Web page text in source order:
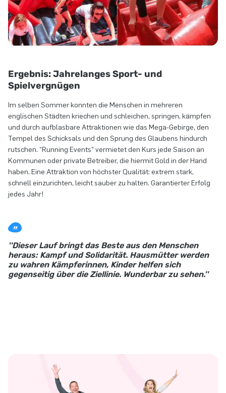
Ergebnis: Jahrelanges Sport- und
Spielvergnügen
Im selben Sommer konnten die Menschen in mehreren
englischen Städten kriechen und schleichen, springen, kämpfen
und durch aufblasbare Attraktionen wie das Mega-Gebirge, den
Tempel des Schicksals und den Sprung des Glaubens hindurch
rutschen. “Running Events” vermietet den Kurs jede Saison an
Kommunen oder private Betreiber, die hiermit Gold in der Hand
haben. Eine Attraktion von höchster Qualität: extrem stark,
schnell einzurichten, leicht sauber zu halten. Garantierter Erfolg
jedes Jahr!
''Dieser Lauf bringt das Beste aus den Menschen
heraus: Kampf und Solidarität. Hausmütter werden
zu wahren Kämpferinnen, Kinder helfen sich
gegenseitig über die Ziellinie. Wunderbar zu sehen.''